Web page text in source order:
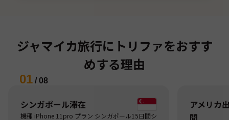
ジャマイカ旅行にトリファをおすす
めする理由
01 / 08
シンガポール滞在
機種 iPhone 11pro プラン シンガポール15日間シ
アメリカ
間